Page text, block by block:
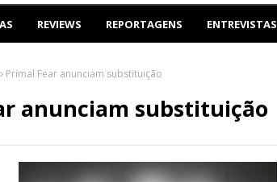
REVIEWS REPORTAGENS ENTREVISTAS
Primal Fear anunciam substituição
anunciam substituição